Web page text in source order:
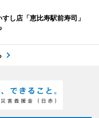
すし店「恵比寿駅前寿司」